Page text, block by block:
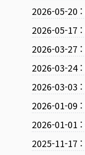
2026-05-20 :
2026-05-17 :
2026-03-27 :
2026-03-24:
2026-03-03 :
2026-01-09 :
2026-01-01 :
2025-11-17 :